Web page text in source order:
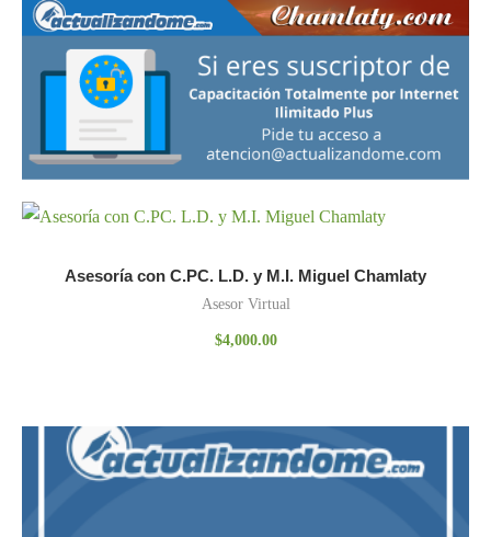
Asesoría con C.PC. L.D. y M.I. Miguel Chamlaty
Asesor Virtual
$4,000.00